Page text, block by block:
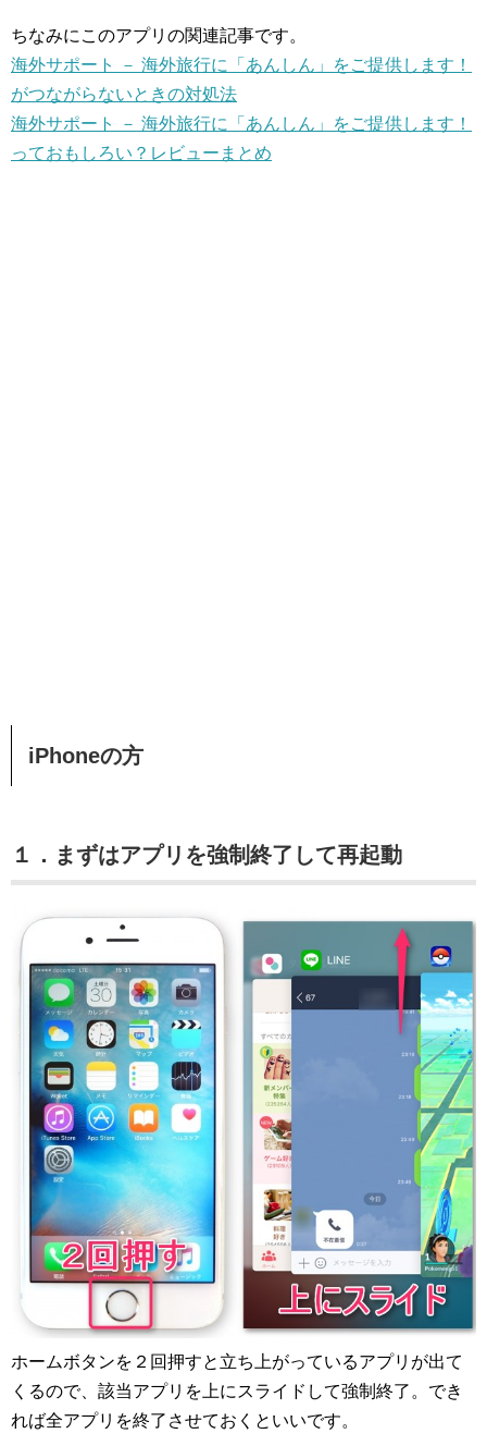
ちなみにこのアプリの関連記事です。
海外サポート － 海外旅行に「あんしん」をご提供します！
がつながらないときの対処法
海外サポート － 海外旅行に「あんしん」をご提供します！
っておもしろい？レビューまとめ
iPhoneの方
１．まずはアプリを強制終了して再起動
ホームボタンを２回押すと立ち上がっているアプリが出て
くるので、該当アプリを上にスライドして強制終了。でき
れば全アプリを終了させておくといいです。